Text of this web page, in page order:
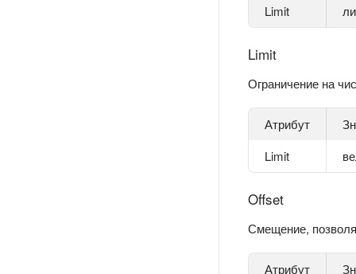
Limit
Limit
Ограничение на
Атрибут
Limit
Offset
Смещение,
Атрибут